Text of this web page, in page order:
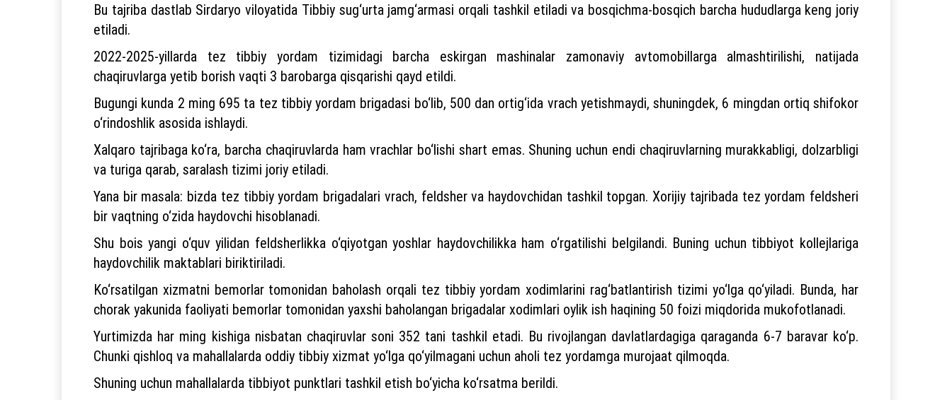
Bu tajriba dastlab Sirdaryo viloyatida Tibbiy sug‘urta jamg‘armasi orqali tashkil etiladi va bosqichma-bosqich barcha hududlarga keng joriy
etiladi.
2022-2025-yillarda tez tibbiy yordam tizimidagi barcha eskirgan mashinalar zamonaviy avtomobillarga almashtirilishi, natijada
chaqiruvlarga yetib borish vaqti 3 barobarga qisqarishi qayd etildi.
Bugungi kunda 2 ming 695 ta tez tibbiy yordam brigadasi bo‘lib, 500 dan ortig‘ida vrach yetishmaydi, shuningdek, 6 mingdan ortiq shifokor
o‘rindoshlik asosida ishlaydi.
Xalqaro tajribaga ko‘ra, barcha chaqiruvlarda ham vrachlar bo‘lishi shart emas. Shuning uchun endi chaqiruvlarning murakkabligi, dolzarbligi
va turiga qarab, saralash tizimi joriy etiladi.
Yana bir masala: bizda tez tibbiy yordam brigadalari vrach, feldsher va haydovchidan tashkil topgan. Xorijiy tajribada tez yordam feldsheri
bir vaqtning o‘zida haydovchi hisoblanadi.
Shu bois yangi o‘quv yilidan feldsherlikka o‘qiyotgan yoshlar haydovchilikka ham o‘rgatilishi belgilandi. Buning uchun tibbiyot kollejlariga
haydovchilik maktablari biriktiriladi.
Ko‘rsatilgan xizmatni bemorlar tomonidan baholash orqali tez tibbiy yordam xodimlarini rag‘batlantirish tizimi yo‘lga qo‘yiladi. Bunda, har
chorak yakunida faoliyati bemorlar tomonidan yaxshi baholangan brigadalar xodimlari oylik ish haqining 50 foizi miqdorida mukofotlanadi.
Yurtimizda har ming kishiga nisbatan chaqiruvlar soni 352 tani tashkil etadi. Bu rivojlangan davlatlardagiga qaraganda 6-7 baravar ko‘p.
Chunki qishloq va mahallalarda oddiy tibbiy xizmat yo‘lga qo‘yilmagani uchun aholi tez yordamga murojaat qilmoqda.
Shuning uchun mahallalarda tibbiyot punktlari tashkil etish bo‘yicha ko‘rsatma berildi.